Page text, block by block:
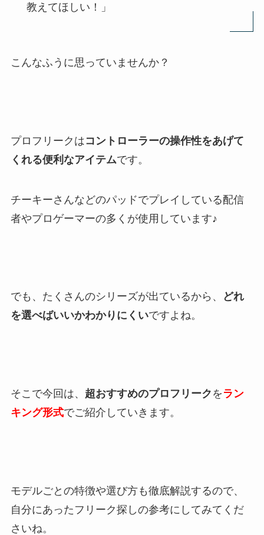
教えてほしい！」
こんなふうに思っていませんか？
プロフリークはコントローラーの操作性をあげて
くれる便利なアイテムです。
チーキーさんなどのパッドでプレイしている配信
者やプロゲーマーの多くが使用しています♪
でも、たくさんのシリーズが出ているから、
どれ
を選べばいいかわかりにくいですよね。
そこで今回は、 超おすすめのプロフリーク を ラン
キング形式でご紹介していきます。
モデルごとの特徴や選び方も徹底解説するので、
自分にあったフリーク探しの参考にしてみてくだ
さいね。